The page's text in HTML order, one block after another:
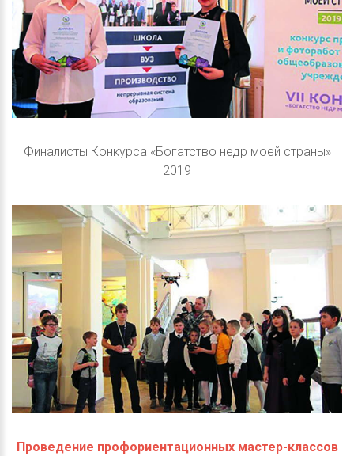
Финалисты Конкурса «Богатство недр моей страны»
2019
Проведение профориентационных мастер-классов